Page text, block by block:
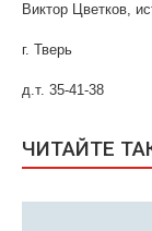
Виктор Цветков,
г. Тверь
д.т. 35-41-38
ЧИТАЙТЕ